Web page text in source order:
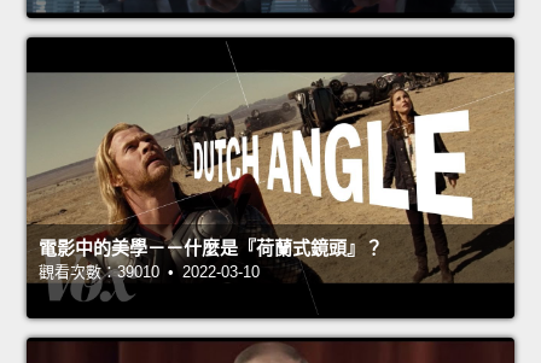
電影中的美學－－什麼是『荷蘭式鏡頭』？
觀看次數：39010 • 2022-03-10